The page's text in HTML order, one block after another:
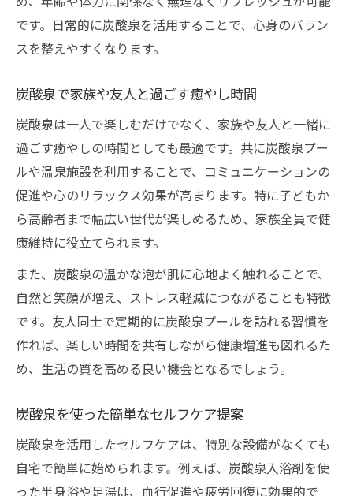
です。日常的に炭酸泉を活用することで、心身のバラン
スを整えやすくなります。
炭酸泉で家族や友人と過ごす癒やし時間
炭酸泉は一人で楽しむだけでなく、家族や友人と一緒に
過ごす癒やしの時間としても最適です。共に炭酸泉プー
ルや温泉施設を利用することで、コミュニケーションの
促進や心のリラックス効果が高まります。特に子どもか
ら高齢者まで幅広い世代が楽しめるため、家族全員で健
康維持に役立てられます。
また、炭酸泉の温かな泡が肌に心地よく触れることで、
自然と笑顔が増え、ストレス軽減につながることも特徴
です。友人同士で定期的に炭酸泉プールを訪れる習慣を
作れば、楽しい時間を共有しながら健康増進も図れるた
め、生活の質を高める良い機会となるでしょう。
炭酸泉を使った簡単なセルフケア提案
炭酸泉を活用したセルフケアは、特別な設備がなくても
自宅で簡単に始められます。例えば、炭酸泉入浴剤を使
った半身浴や足湯は、血行促進や疲労回復に効果的で